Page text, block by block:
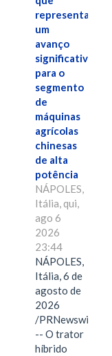
representa
um
avanço
significativo
para o
segmento
de
máquinas
agrícolas
chinesas
de alta
potência
NÁPOLES,
Itália, qui,
ago 6
2026
23:44
NÁPOLES,
Itália, 6 de
agosto de
2026
/PRNewswire/
-- O trator
híbrido